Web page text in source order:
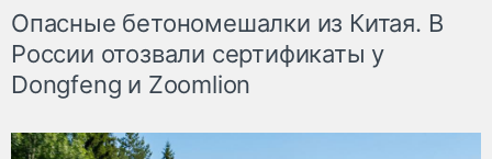
Опасные бетономешалки из Китая. В
России отозвали сертификаты у
Dongfeng и Zoomlion